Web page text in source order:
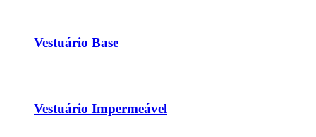
Vestuário Base
Vestuário Impermeável